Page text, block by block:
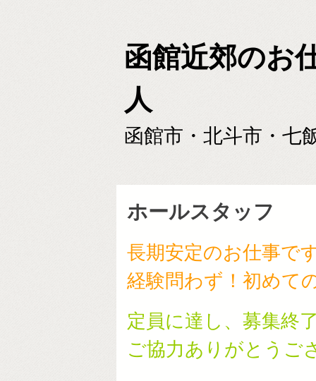
函館近郊のお
人
函館市・北斗市・七
ホールスタッフ
長期安定のお仕事で
経験問わず！初めて
定員に達し、募集終
ご協力ありがとうご